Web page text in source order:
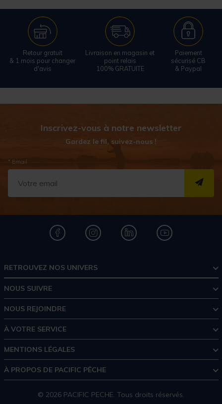
Retour gratuit
& 1 mois pour changer
d'avis
Livraison en magasin et
point relais
100% GRATUITE
Paiement
sécurisé CB
& Paypal
Inscrivez-vous à notre newsletter
Gardez le fil, suivez-nous !
* Email
RETROUVEZ NOS UNIVERS
NOUS SUIVRE
NOUS REJOINDRE
À VOTRE SERVICE
MENTIONS LÉGALES
À PROPOS DE PACIFIC PÊCHE
© 2026 PACIFIC PECHE. Tous droits réservés.